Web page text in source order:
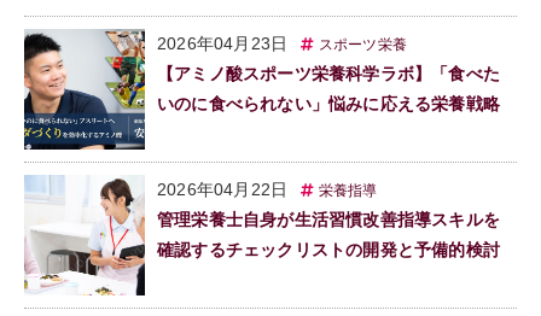
2026年04月23日 スポーツ栄養
【アミノ酸スポーツ栄養科学ラボ】「食べた
いのに食べられない」悩みに応える栄養戦略
2026年04月22日 栄養指導
管理栄養士自身が生活習慣改善指導スキルを
確認するチェックリストの開発と予備的検討